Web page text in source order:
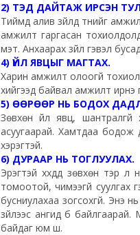
2) ТЭД ДАЙТАЖ ИРСЭН
Тиймд алив зүйлд түүнийг
амжилт гаргасан
мэт. Анхаарах зүйл гэвэл
4) ҮЙЛ ЯВЦЫГ МАГТАХ.
Харин амжилт олоогүй
хийгээд байвал амжилт ирнэ
5) ѲӨРӨӨР НЬ БОДОХ
Зѳвхѳн үйл явц,
асуугаарай. Хамтдаа бодож
хэрэгтэй.
6) ДУРААР НЬ ТОГЛУУЛАХ.
Эрэгтэй хүүхдүүд зѳвхѳн тэр
томоотой, чимээгүй суулгах
бусниулахаа зогсохгүй. Энэ
зүйлээс ангид бүү
байдаг юм шүү.